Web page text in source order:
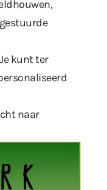
kunt ter
naar